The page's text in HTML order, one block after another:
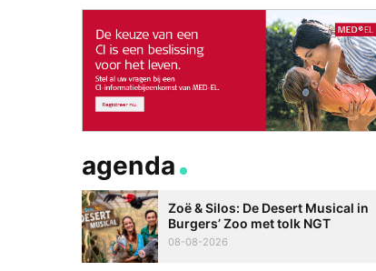
agenda
Zoë & Silos: De Desert Musical in
Burgers’ Zoo met tolk NGT
08-08-2026